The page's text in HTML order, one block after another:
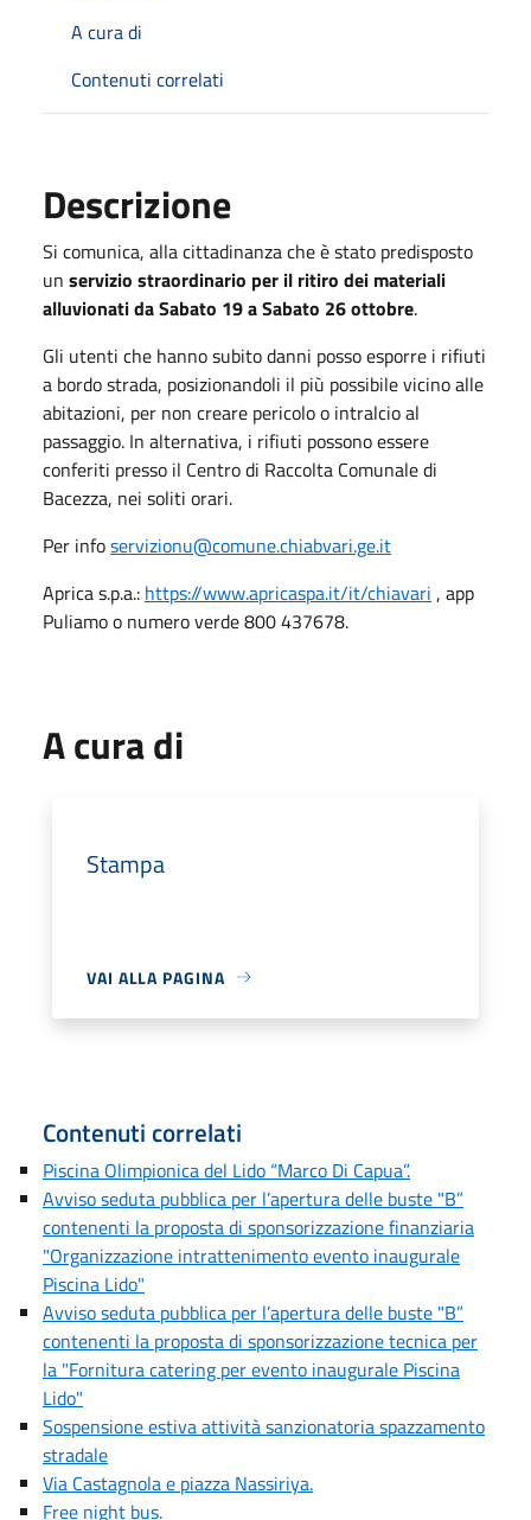
A cura di
Contenuti correlati
Descrizione
Si comunica, alla cittadinanza che è stato predisposto
un servizio straordinario per il ritiro dei materiali
alluvionati da Sabato 19 a Sabato 26 ottobre.
Gli utenti che hanno subito danni posso esporre i rifiuti
a bordo strada, posizionandoli il più possibile vicino alle
abitazioni, per non creare pericolo o intralcio al
passaggio. In alternativa, i rifiuti possono essere
conferiti presso il Centro di Raccolta Comunale di
Bacezza, nei soliti orari.
Per infoservizionu@comune.chiabvari.ge.it
Aprica s.p.a.: https://www.apricaspa.it/it/chiavari , app
Puliamo o numero verde 800 437678.
A cura di
Stampa
VAI ALLA PAGINA
Contenuti correlati
Piscina Olimpionica del Lido “Marco Di Capua”.
Avviso seduta pubblica per l’apertura delle buste "B”
contenenti la proposta di sponsorizzazione finanziaria
"Organizzazione intrattenimento evento inaugurale
Piscina Lido"
Avviso seduta pubblica per l’apertura delle buste "B”
contenenti la proposta di sponsorizzazione tecnica per
la "Fornitura catering per evento inaugurale Piscina
Lido"
Sospensione estiva attività sanzionatoria spazzamento
stradale
Via Castagnola e piazza Nassiriya.
Free night bus.